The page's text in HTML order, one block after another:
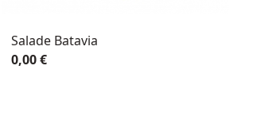
Salade Batavia
0,00 €